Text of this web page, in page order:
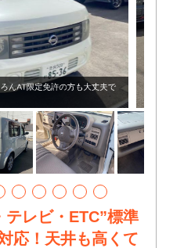
ットに入れたままでドアの開閉～エンジ
テレビ・ETC”標準
応！天井も高くて